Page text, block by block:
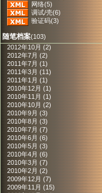
网络(5)
调试/壳(6)
验证码(3)
随笔档案(103)
2012年10月 (2)
2012年7月 (2)
2011年7月 (1)
2011年3月 (11)
2011年1月 (1)
2010年12月 (1)
2010年11月 (1)
2010年10月 (2)
2010年9月 (3)
2010年8月 (3)
2010年7月 (7)
2010年6月 (6)
2010年5月 (3)
2010年4月 (6)
2010年3月 (7)
2010年2月 (2)
2009年12月 (7)
2009年11月 (15)